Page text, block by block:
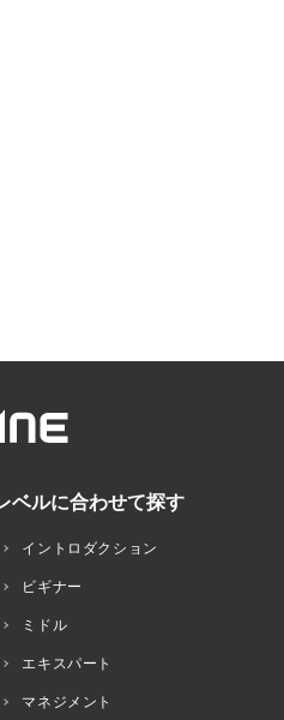
ベルに合わせて探す
イントロダクション
ビギナー
ミドル
エキスパート
マネジメント